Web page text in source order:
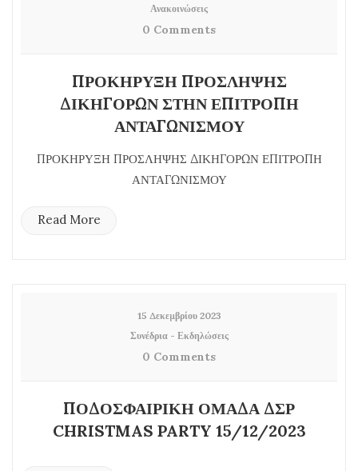
Ανακοινώσεις
0 Comments
ΠΡΟΚΗΡΥΞΗ ΠΡΟΣΛΗΨΗΣ
ΔΙΚΗΓΟΡΩΝ ΣΤΗΝ ΕΠΙΤΡΟΠΗ
ΑΝΤΑΓΩΝΙΣΜΟΥ
ΠΡΟΚΗΡΥΞΗ ΠΡΟΣΛΗΨΗΣ ΔΙΚΗΓΟΡΩΝ ΕΠΙΤΡΟΠΗ
ΑΝΤΑΓΩΝΙΣΜΟΥ
Read More
15 Δεκεμβρίου 2023
Συνέδρια - Εκδηλώσεις
0 Comments
ΠΟΔΟΣΦΑΙΡΙΚΗ ΟΜΑΔΑ ΔΣΡ
CHRISTMAS PARTY 15/12/2023